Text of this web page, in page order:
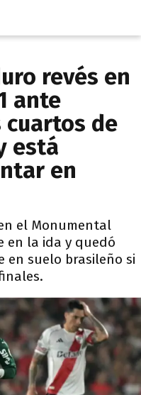
revés en
ante
cuartos de
está
en
el Monumental
en la ida y quedó
en suelo brasileño si